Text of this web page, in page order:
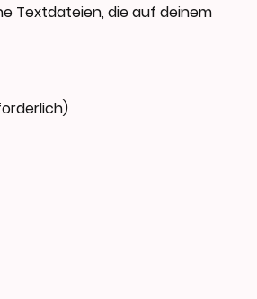
Textdateien, die auf deinem